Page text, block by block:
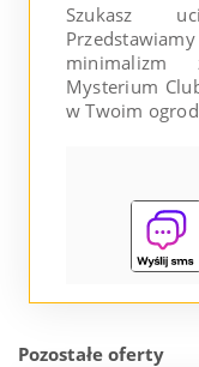
Szukasz
minimalizm
Mysterium
w Twoim
Pozostałe oferty